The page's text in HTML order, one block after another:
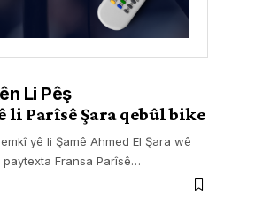
Li Pêş
li Parîsê Şara qebûl bike
yê li Şamê Ahmed El Şara wê
Fransa Parîsê…